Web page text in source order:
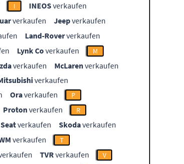
I INEOSverkaufen
verkaufen Jeepverkaufen
Land-Roververkaufen
Lynk Coverkaufen M
verkaufen McLarenverkaufen
verkaufen
Oraverkaufen P
Protonverkaufen R
Seatverkaufen Skodaverkaufen
verkaufen T
TVRverkaufen V